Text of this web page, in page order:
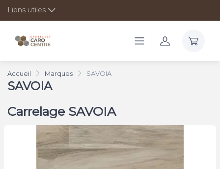
Liens utiles
Accueil Marques SAVOIA
SAVOIA
Carrelage SAVOIA